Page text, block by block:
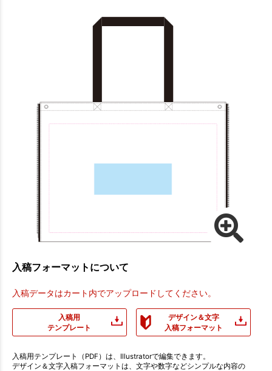
入稿フォーマットについて
入稿データはカート内でアップロードしてください。
入稿用
テンプレート
デザイン＆文字
入稿フォーマット
入稿用テンプレート（PDF）は、Illustratorで編集できます。
デザイン＆文字入稿フォーマットは、文字や数字などシンプルな内容の